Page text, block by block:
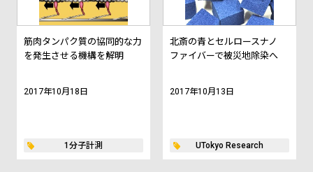
筋肉タンパク質の協同的な力
を発生させる機構を解明
2017年10月18日
1分子計測
北斎の青とセルロースナノ
ファイバーで被災地除染へ
2017年10月13日
UTokyo Research